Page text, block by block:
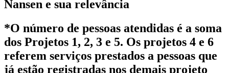
Nansen e sua relevância
*O número de pessoas atendidas é a soma
dos Projetos 1, 2, 3 e 5. Os projetos 4 e 6
referem serviços prestados a pessoas que
já estão registradas nos demais projeto